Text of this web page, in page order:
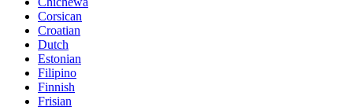
Corsican
Croatian
Dutch
Estonian
Filipino
Finnish
Frisian